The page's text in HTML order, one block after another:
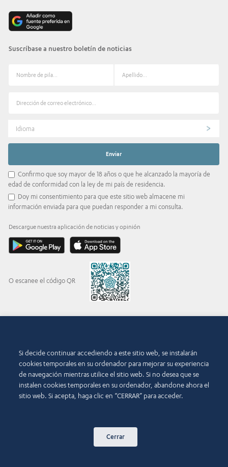
Suscríbase a nuestro boletín de noticias
Idioma
Confirmo que soy mayor de 18 años o que he alcanzado la mayoría de
edad de conformidad con la ley de mi país de residencia.
Doy mi consentimiento para que este sitio web almacene mi
información enviada para que puedan responder a mi consulta.
Descargue nuestra aplicación de noticias y opinión
O escanee el código QR
Latif Jameel logotype and pentagon-shaped graphics are trademarks or registered
trademarks of Abdul Latif Jameel IPR Company Limited.
Condiciones de uso
Copyright y aviso legal
Política de accesibilidad
Política de cookies
Si decide continuar accediendo a este sitio web, se instalarán
cookies temporales en su ordenador para mejorar su experiencia
de navegación mientras utilice el sitio web. Si no desea que se
instalen cookies temporales en su ordenador, abandone ahora el
sitio web. Si acepta, haga clic en “CERRAR” para acceder.
Cerrar